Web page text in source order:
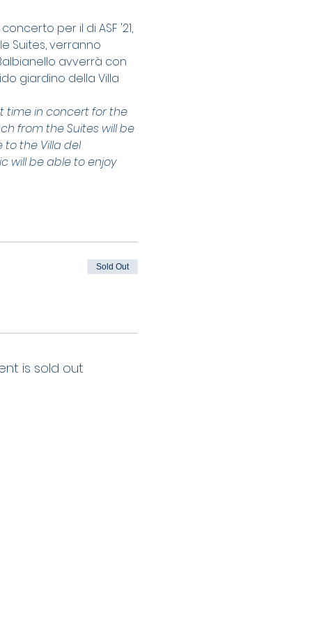
concerto per il di ASF '21,
Suites, verranno
avverrà con
giardino della Villa
time in concert for the
from the Suites will be
to the Villa del
will be able to enjoy
Sold Out
is sold out